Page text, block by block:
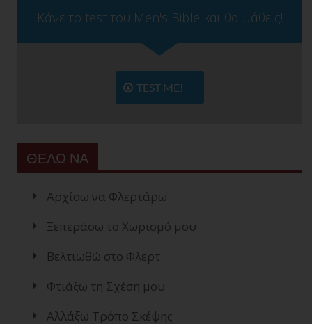
Κάνε το test του Men's Bible και θα μάθεις!
TEST ME!
ΘΕΛΩ ΝΑ
Αρχίσω να Φλερτάρω
Ξεπεράσω το Χωρισμό μου
Βελτιωθώ στο Φλερτ
Φτιάξω τη Σχέση μου
Αλλάξω Τρόπο Σκέψης